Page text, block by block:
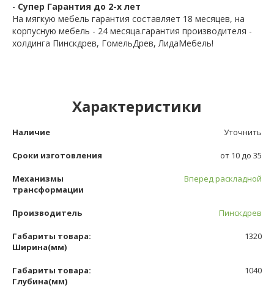
- Супер Гарантия до 2-х лет
На мягкую мебель гарантия составляет 18 месяцев, на
корпусную мебель - 24 месяца.гарантия производителя -
холдинга Пинскдрев, ГомельДрев, ЛидаМебель!
Характеристики
Наличие Уточнить
Сроки изготовления от 10 до 35
Механизмы
трансформации
Вперед раскладной
Производитель Пинскдрев
Габариты товара:
Ширина(мм)
1320
Габариты товара:
Глубина(мм)
1040